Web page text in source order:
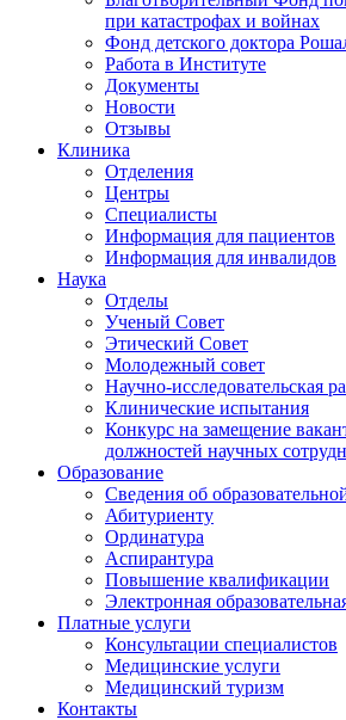
при катастрофах и войнах
Фонд детского доктора
Работа в Институте
Документы
Новости
Отзывы
Клиника
Отделения
Центры
Специалисты
Информация для пациентов
Информация для инвалидов
Наука
Отделы
Ученый Совет
Этический Совет
Молодежный совет
Научно-исследовательская
Клинические испытания
Конкурс на замещение
должностей научных
Образование
Сведения об
Абитуриенту
Ординатура
Аспирантура
Повышение квалификации
Электронная
Платные услуги
Консультации специалистов
Медицинские услуги
Медицинский туризм
Контакты